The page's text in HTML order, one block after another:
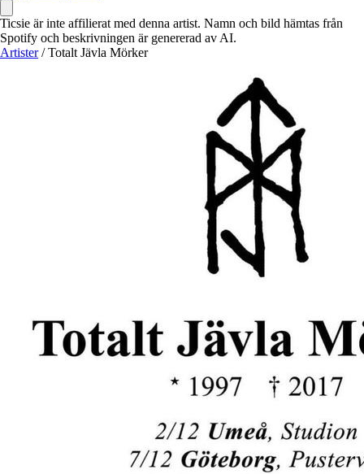
Ticsie är inte affilierat med denna artist. Namn och bild hämtas från
Spotify och beskrivningen är genererad av AI.
Artister / Totalt Jävla Mörker